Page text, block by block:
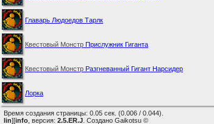
Главарь Людоедов Тарлк
Квестовый Монстр Прислужник Гиганта
Квестовый Монстр Разгневанный Гигант Нарсидер
Лорка
Время создания страницы: 0.05 сек. (0.006 / 0.044).
lin][info , версия: 2.5.ER.J . Создано Gaikotsu ©